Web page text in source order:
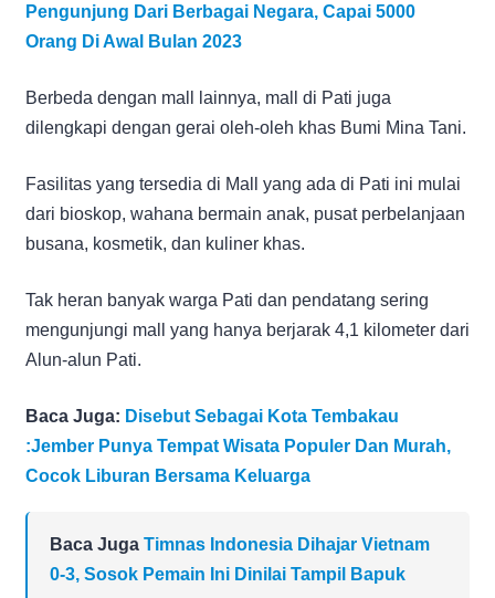
Pengunjung Dari Berbagai Negara, Capai 5000
Orang Di Awal Bulan 2023
Berbeda dengan mall lainnya, mall di Pati juga
dilengkapi dengan gerai oleh-oleh khas Bumi Mina Tani.
Fasilitas yang tersedia di Mall yang ada di Pati ini mulai
dari bioskop, wahana bermain anak, pusat perbelanjaan
busana, kosmetik, dan kuliner khas.
Tak heran banyak warga Pati dan pendatang sering
mengunjungi mall yang hanya berjarak 4,1 kilometer dari
Alun-alun Pati.
Baca Juga: Disebut Sebagai Kota Tembakau
:Jember Punya Tempat Wisata Populer Dan Murah,
Cocok Liburan Bersama Keluarga
Baca Juga Timnas Indonesia Dihajar Vietnam
0-3, Sosok Pemain Ini Dinilai Tampil Bapuk